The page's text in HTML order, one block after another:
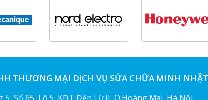
THƯƠNG MẠI DỊCH VỤ SỬA CHỮA MINH NHẬT
5, Số 65, Lô 5, KĐT Đền Lừ II, Q.Hoàng Mai, Hà Nội